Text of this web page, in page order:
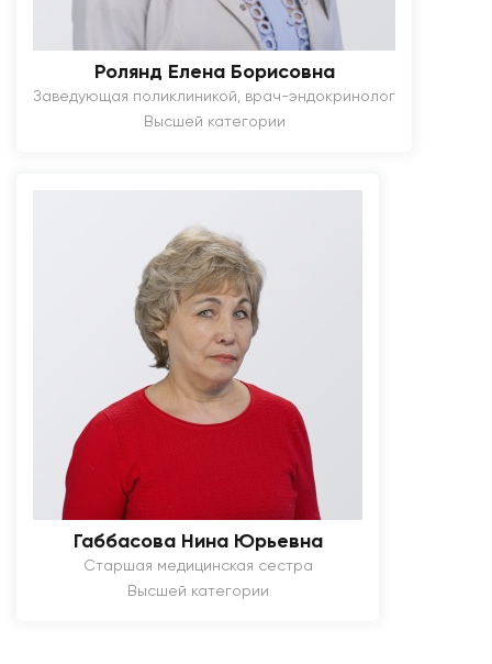
Ролянд Елена Борисовна
Заведующая поликлиникой, врач-эндокринолог
Высшей категории
Габбасова Нина Юрьевна
Старшая медицинская сестра
Высшей категории